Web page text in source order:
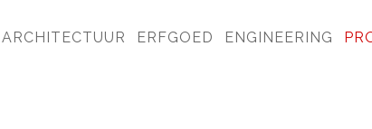
ARCHITECTUUR ERFGOED ENGINEERING